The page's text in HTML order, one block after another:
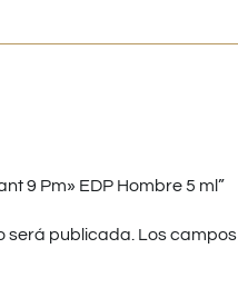
9 Pm» EDP Hombre 5 ml”
será publicada. Los campos